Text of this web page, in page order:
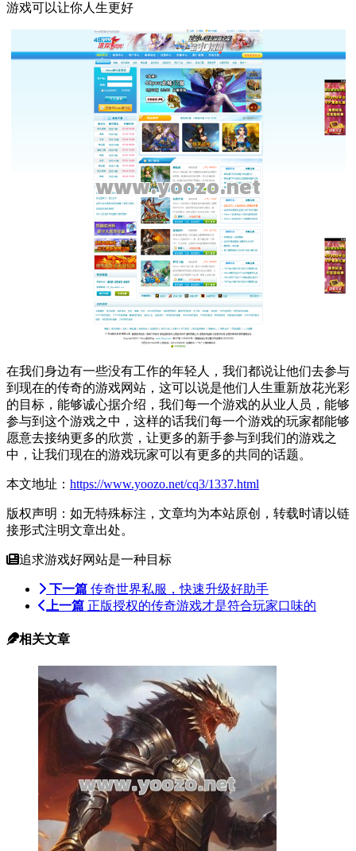
游戏可以让你人生更好
在我们身边有一些没有工作的年轻人，我们都说让他们去参与
到现在的传奇的游戏网站，这可以说是他们人生重新放花光彩
的目标，能够诚心据介绍，我们每一个游戏的从业人员，能够
参与到这个游戏之中，这样的话我们每一个游戏的玩家都能够
愿意去接纳更多的欣赏，让更多的新手参与到我们的游戏之
中，让我们现在的游戏玩家可以有更多的共同的话题。
本文地址： https://www.yoozo.net/cq3/1337.html
版权声明：如无特殊标注，文章均为本站原创，转载时请以链
接形式注明文章出处。
追求游戏好网站是一种目标
下一篇 传奇世界私服，快速升级好助手
上一篇 正版授权的传奇游戏才是符合玩家口味的
相关文章